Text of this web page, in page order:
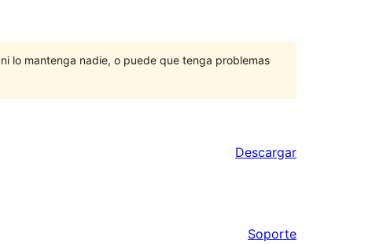
lo mantenga nadie, o puede que tenga problemas
Descargar
Soporte